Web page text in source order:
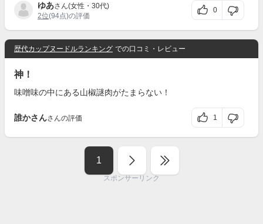
ゆあさん(女性・30代)
2位(94点)の評価
0
歴代カップヌードルランキング での口コミ・レビュー
神！
味噌味の中にある山椒謎肉がたまらない！
誰かさんさんの評価 1
1
スポンサーリンク